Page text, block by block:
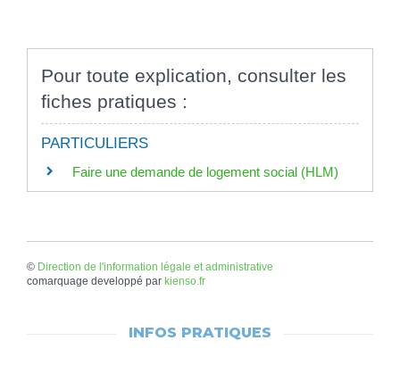
Pour toute explication, consulter les
fiches pratiques :
PARTICULIERS
Faire une demande de logement social (HLM)
© Direction de l'information légale et administrative
comarquage developpé par kienso.fr
INFOS PRATIQUES